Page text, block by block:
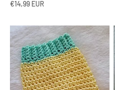
Angebot
€14,99 EUR